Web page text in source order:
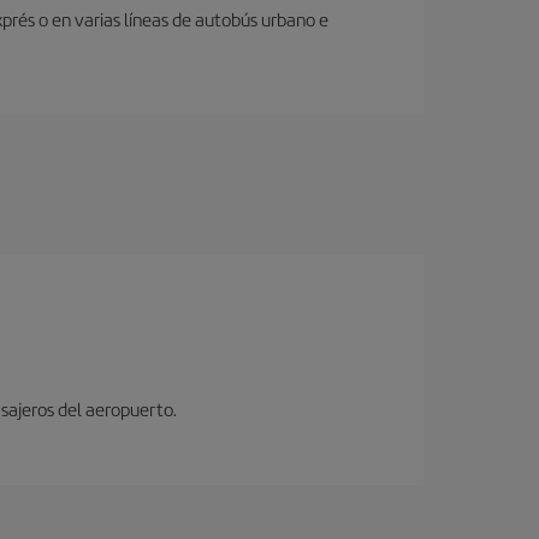
o en varias líneas de autobús urbano e
del aeropuerto.